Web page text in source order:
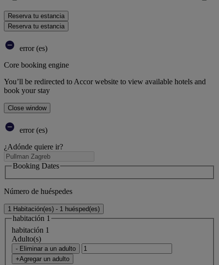
Reserva tu estancia
Reserva tu estancia
error (es)
Core booking engine
You’ll be redirected to Accor website to view available hotels and
book your stay
Close window
error (es)
¿Adónde quiere ir?
Booking Dates
Número de huéspedes
1 Habitación(es) - 1 huésped(es)
habitación 1
habitación 1
Adulto(s)
- Eliminar a un adulto
+Agregar un adulto